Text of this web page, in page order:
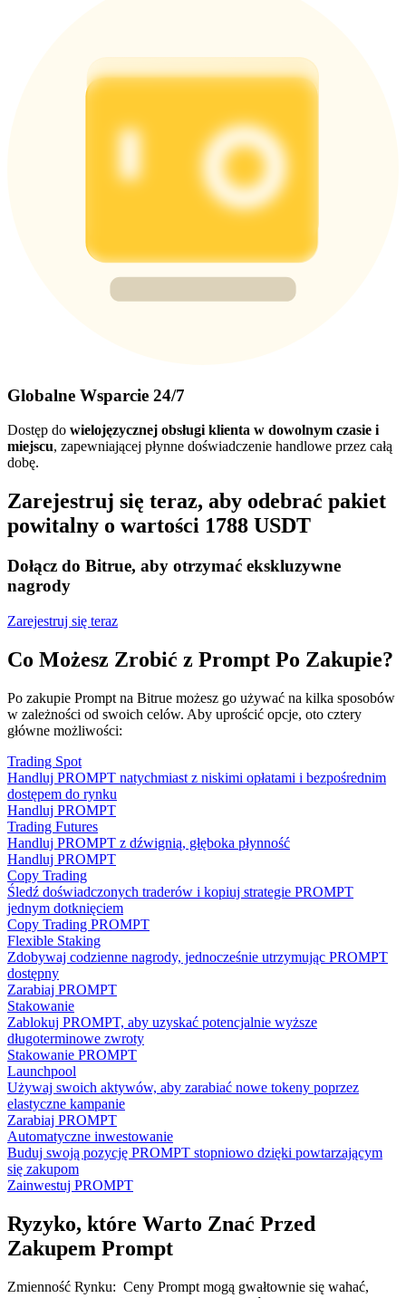
Globalne Wsparcie 24/7
Dostęp do wielojęzycznej obsługi klienta w dowolnym czasie i
miejscu, zapewniającej płynne doświadczenie handlowe przez całą
dobę.
Zarejestruj się teraz, aby odebrać pakiet
powitalny o wartości 1788 USDT
Dołącz do Bitrue, aby otrzymać ekskluzywne
nagrody
Zarejestruj się teraz
Co Możesz Zrobić z Prompt Po Zakupie?
Po zakupie Prompt na Bitrue możesz go używać na kilka sposobów
w zależności od swoich celów. Aby uprościć opcje, oto cztery
główne możliwości:
Trading Spot
Handluj PROMPT natychmiast z niskimi opłatami i bezpośrednim
dostępem do rynku
Handluj PROMPT
Trading Futures
Handluj PROMPT z dźwignią, głęboka płynność
Handluj PROMPT
Copy Trading
Śledź doświadczonych traderów i kopiuj strategie PROMPT
jednym dotknięciem
Copy Trading PROMPT
Flexible Staking
Zdobywaj codzienne nagrody, jednocześnie utrzymując PROMPT
dostępny
Zarabiaj PROMPT
Stakowanie
Zablokuj PROMPT, aby uzyskać potencjalnie wyższe
długoterminowe zwroty
Stakowanie PROMPT
Launchpool
Używaj swoich aktywów, aby zarabiać nowe tokeny poprzez
elastyczne kampanie
Zarabiaj PROMPT
Automatyczne inwestowanie
Buduj swoją pozycję PROMPT stopniowo dzięki powtarzającym
się zakupom
Zainwestuj PROMPT
Ryzyko, które Warto Znać Przed
Zakupem Prompt
Zmienność Rynku: Ceny Prompt mogą gwałtownie się wahać,